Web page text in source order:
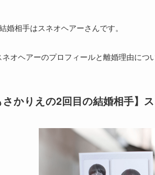
婚相手はスネオヘアーさんです。
オヘアーのプロフィールと離婚理由につ
さかりえの2回目の結婚相手】